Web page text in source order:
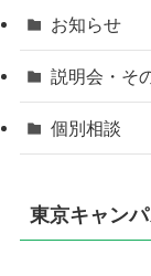
お知らせ
説明会・そ
個別相談
東京キャン